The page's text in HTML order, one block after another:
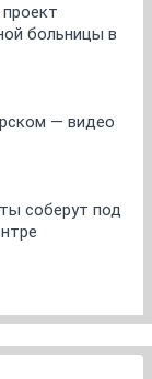
больницы в
— видео
соберут под